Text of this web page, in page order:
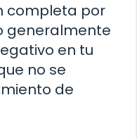
completa por
generalmente
en tu
no se
de